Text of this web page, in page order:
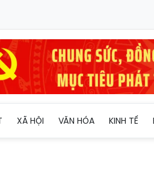
XÃ HỘI VĂN HÓA KINH TẾ